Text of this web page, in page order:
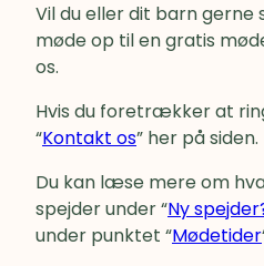
Vil du eller dit barn gerne
møde op til en gratis
os.
Hvis du foretrækker at
“Kontakt os” her på siden.
Du kan læse mere om
spejder under “Ny
under punktet “Mødetider